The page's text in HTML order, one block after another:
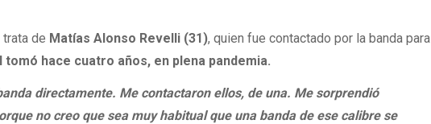
de Matías Alonso Revelli (31), quien fue contactado por la banda para
tomó hace cuatro años, en plena pandemia.
directamente. Me contactaron ellos, de una. Me sorprendió
no creo que sea muy habitual que una banda de ese calibre se